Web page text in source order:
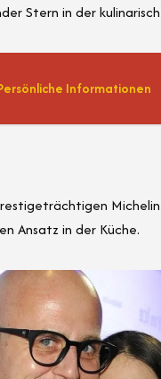
Stern in der
Informationen
Ansatz in der Küche.